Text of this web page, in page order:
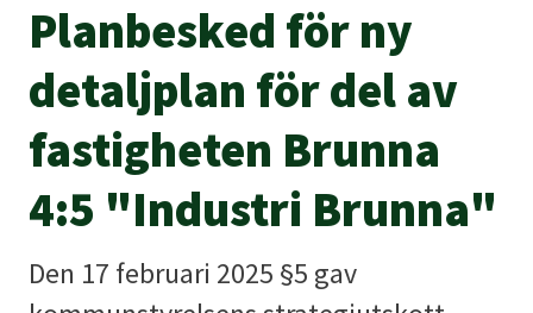
Planbesked för ny
detaljplan för del av
fastigheten Brunna
4:5 "Industri Brunna"
Den 17 februari 2025 §5 gav